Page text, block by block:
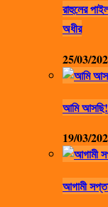
রাহুলের
অধীর
25/03/
আমি আসছি!
19/03/
আগামী